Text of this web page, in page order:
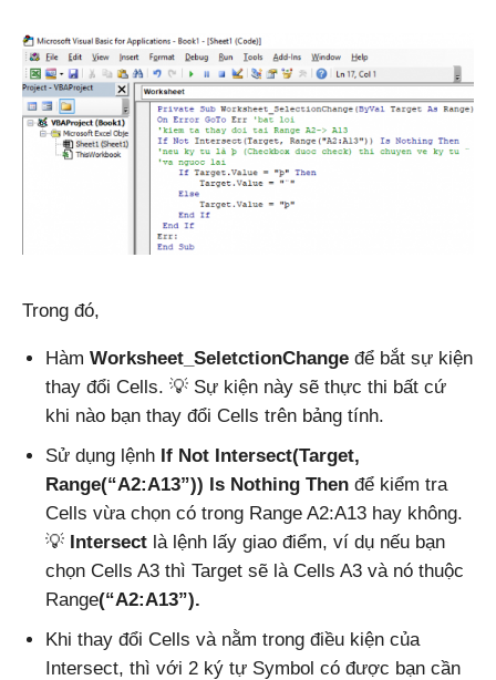
Trong đó,
Hàm Worksheet_SeletctionChange để bắt sự kiện
thay đổi Cells. 💡 Sự kiện này sẽ thực thi bất cứ
khi nào bạn thay đổi Cells trên bảng tính.
Sử dụng lệnh If Not Intersect(Target,
Range(“A2:A13”)) Is Nothing Then để kiểm tra
Cells vừa chọn có trong Range A2:A13 hay không.
💡 Intersect là lệnh lấy giao điểm, ví dụ nếu bạn
chọn Cells A3 thì Target sẽ là Cells A3 và nó thuộc
Range(“A2:A13”).
Khi thay đổi Cells và nằm trong điều kiện của
Intersect, thì với 2 ký tự Symbol có được bạn cần